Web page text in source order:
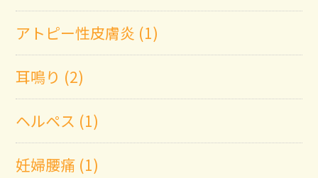
アトピー性皮膚炎 (1)
耳鳴り (2)
ヘルペス (1)
妊婦腰痛 (1)